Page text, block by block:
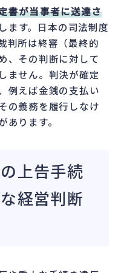
書が当事者に送達さ
ます。日本の司法制度
判所は終審（最終的
、その判断に対して
ません。判決が確定
例えば金銭の支払い
の義務を履行しなけ
ります。
上告手続
経営判断